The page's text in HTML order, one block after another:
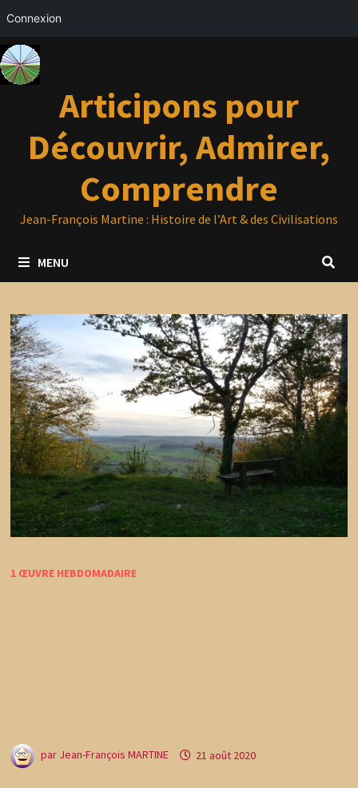
Connexion
Passer
au
contenu
Articipons pour
Découvrir, Admirer,
Comprendre
Jean-François Martine : Histoire de l’Art & des Civilisations
MENU
1 ŒUVRE HEBDOMADAIRE
par Jean-François MARTINE 21 août 2020